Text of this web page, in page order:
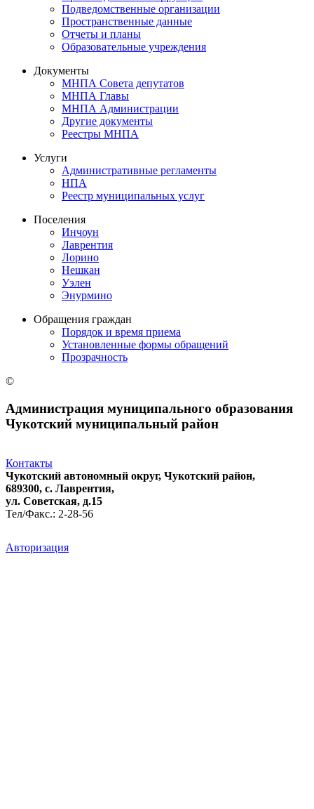
Подведомственные организации
Пространственные данные
Отчеты и планы
Образовательные учреждения
Документы
МНПА Совета депутатов
МНПА Главы
МНПА Администрации
Другие документы
Реестры МНПА
Услуги
Административные регламенты
НПА
Реестр муниципальных услуг
Поселения
Инчоун
Лаврентия
Лорино
Нешкан
Уэлен
Энурмино
Обращения граждан
Порядок и время приема
Установленные формы обращений
Прозрачность
©
Администрация муниципального образования
Чукотский муниципальный район
Контакты
Чукотский автономный округ, Чукотский район,
689300, с. Лаврентия,
ул. Советская, д.15
Тел/Факс.: 2-28-56
Авторизация